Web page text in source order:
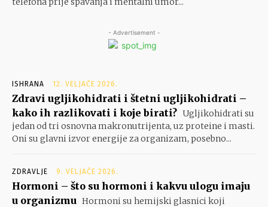
- Advertisement -
ISHRANA 12. VELJAČE 2026.
Zdravi ugljikohidrati i štetni ugljikohidrati –
kako ih razlikovati i koje birati? Ugljikohidrati su
jedan od tri osnovna makronutrijenta, uz proteine i masti.
Oni su glavni izvor energije za organizam, posebno...
ZDRAVLJE 9. VELJAČE 2026.
Hormoni – što su hormoni i kakvu ulogu imaju
u organizmu Hormoni su hemijski glasnici koji